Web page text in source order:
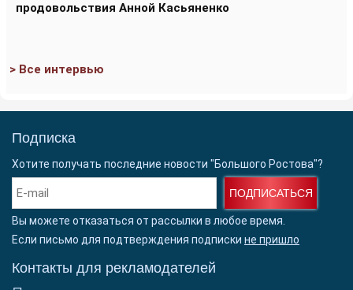
продовольствия Анной Касьяненко
> Все интервью
Подписка
Хотите получать последние новости "Большого Ростова"?
ПОДПИСАТЬСЯ
Вы можете отказаться от рассылки в любое время.
Если письмо для подтверждения подписки не пришло
Контакты для рекламодателей